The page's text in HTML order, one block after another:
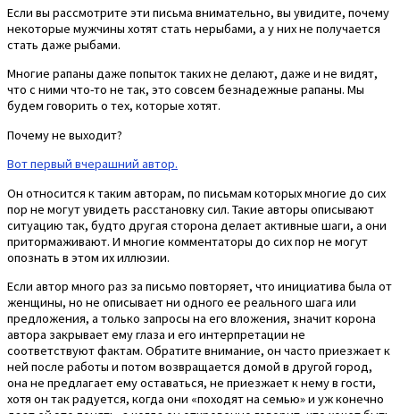
Если вы рассмотрите эти письма внимательно, вы увидите, почему
некоторые мужчины хотят стать нерыбами, а у них не получается
стать даже рыбами.
Многие рапаны даже попыток таких не делают, даже и не видят,
что с ними что-то не так, это совсем безнадежные рапаны. Мы
будем говорить о тех, которые хотят.
Почему не выходит?
Вот первый вчерашний автор.
Он относится к таким авторам, по письмам которых многие до сих
пор не могут увидеть расстановку сил. Такие авторы описывают
ситуацию так, будто другая сторона делает активные шаги, а они
притормаживают. И многие комментаторы до сих пор не могут
опознать в этом их иллюзии.
Если автор много раз за письмо повторяет, что инициатива была от
женщины, но не описывает ни одного ее реального шага или
предложения, а только запросы на его вложения, значит корона
автора закрывает ему глаза и его интерпретации не
соответствуют фактам. Обратите внимание, он часто приезжает к
ней после работы и потом возвращается домой в другой город,
она не предлагает ему оставаться, не приезжает к нему в гости,
хотя он так радуется, когда они «походят на семью» и уж конечно